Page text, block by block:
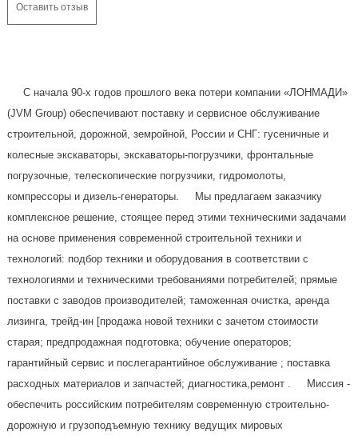
Оставить отзыв
С начала 90-х годов прошлого века потери компании «ЛОНМАДИ»
(JVM Group) обеспечивают поставку и сервисное обслуживание
строительной, дорожной, земройной, России и СНГ: гусеничные и
колесные экскаваторы, экскаваторы-погрузчики, фронтальные
погрузочные, телескопические погрузчики, гидромолоты,
компрессоры и дизель-генераторы. Мы предлагаем заказчику
комплексное решение, стоящее перед этими техническими задачами
на основе применения современной строительной техники и
технологий: подбор техники и оборудования в соответствии с
технологиями и техническими требованиями потребителей; прямые
поставки с заводов производителей; таможенная очистка, аренда
лизинга, трейд-ин [продажа новой техники с зачетом стоимости
старая; предпродажная подготовка; обучение операторов;
гарантийный сервис и послегарантийное обслуживание ; поставка
расходных материалов и запчастей; диагностика,ремонт . Миссия -
обеспечить российским потребителям современную строительно-
дорожную и грузоподъемную технику ведущих мировых